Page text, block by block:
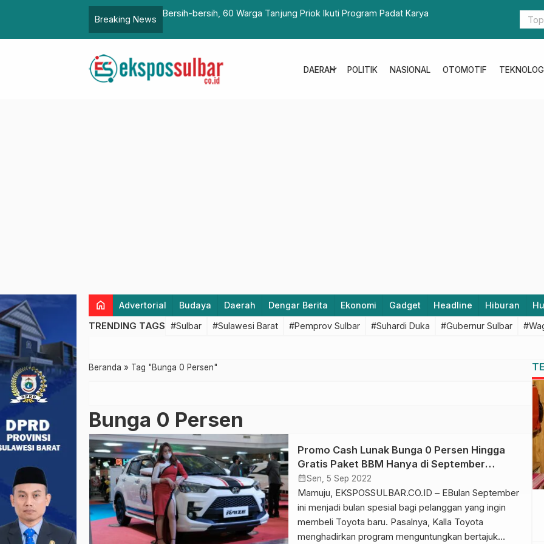
Breaking News
Bersih-bersih, 60 Warga Tanjung Priok Ikuti Program Padat Karya
Visitasi
DAERAH
expand_more POLITIK NASIONAL OTOMOTIF
home Advertorial Budaya Daerah Dengar Berita Ekonomi Gadget Headline Hiburan
TRENDING TAGS #Sulbar #Sulawesi Barat #Pemprov Sulbar #Suhardi Duka #Gubernur Sulbar
Beranda » Tag "Bunga 0 Persen"
Bunga 0 Persen
Promo Cash Lunak Bunga 0 Persen Hingga
Gratis Paket BBM Hanya di September
Sensation Kalla Toyota
calendar_monthSen, 5 Sep 2022
Mamuju, EKSPOSSULBAR.CO.ID – EBulan September
ini menjadi bulan spesial bagi pelanggan yang ingin
membeli Toyota baru. Pasalnya, Kalla Toyota
menghadirkan program menguntungkan bertajuk